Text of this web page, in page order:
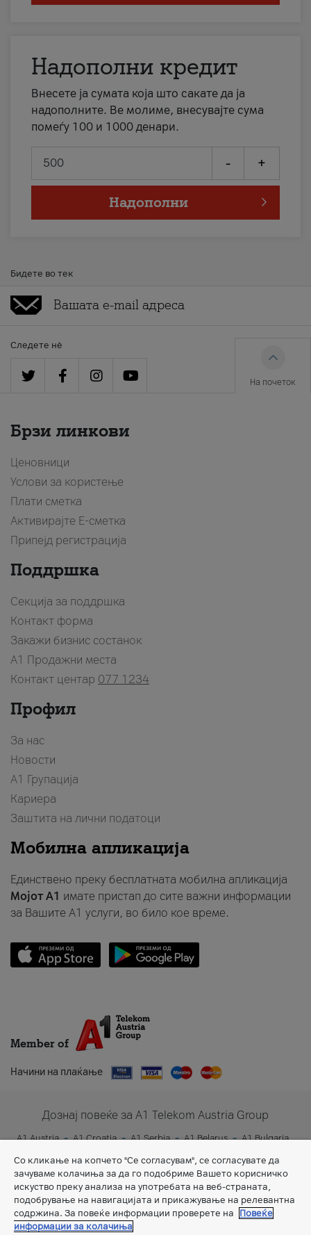
Надополни кредит
Внесете ја сумата која што сакате да ја
надополните. Ве молиме, внесувајте сума
помеѓу 100 и 1000 денари.
- +
Надополни
Бидете во тек
Следете нè
На почеток
Брзи линкови
Ценовници
Услови за користење
Плати сметка
Активирајте Е-сметка
Припејд регистрација
Поддршка
Секција за поддршка
Контакт форма
Закажи бизнис состанок
A1 Продажни места
Контакт центар 077 1234
Профил
За нас
Новости
А1 Групација
Кариера
Заштита на лични податоци
Мобилна апликација
Единствено преку бесплатната мобилна апликација
Мојот A1 имате пристап до сите важни информации
за Вашите A1 услуги, во било кое време.
Member of
Начини на плаќање
Дознај повеќе за A1 Telekom Austria Group
A1 Austria A1 Croatia A1 Serbia A1 Belarus
A1 Bulgaria
A1 Slovenia
A1 Digital
Со кликање на копчето "Се согласувам", се согласувате да
зачуваме колачиња за да го подобриме Вашето корисничко
искуство преку анализа на употребата на веб-страната,
подобрување на навигацијата и прикажување на релевантна
содржина. За повеќе информации проверете на
Повеќе
информации за колачиња